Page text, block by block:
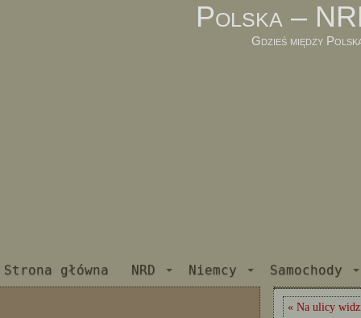
Polska –
Gdzieś między
Strona główna NRD Niemcy Samochody
« Na ulicy